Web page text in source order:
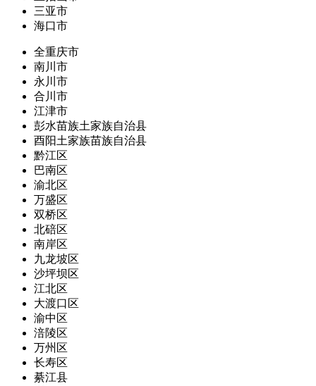
三亚市
海口市
全重庆市
南川市
永川市
合川市
江津市
彭水苗族土家族自治县
酉阳土家族苗族自治县
黔江区
巴南区
渝北区
万盛区
双桥区
北碚区
南岸区
九龙坡区
沙坪坝区
江北区
大渡口区
渝中区
涪陵区
万州区
长寿区
綦江县